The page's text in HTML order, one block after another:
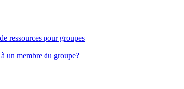
ressources pour groupes
un membre du groupe?